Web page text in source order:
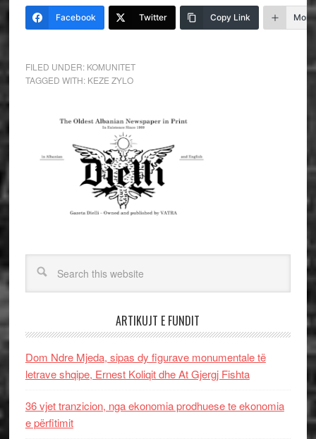
Facebook Twitter Copy Link More
FILED UNDER: KOMUNITET
TAGGED WITH: KEZE ZYLO
ARTIKUJT E FUNDIT
Dom Ndre Mjeda, sipas dy figurave monumentale të
letrave shqipe, Ernest Koliqit dhe At Gjergj Fishta
36 vjet tranzicion, nga ekonomia prodhuese te ekonomia
e përfitimit